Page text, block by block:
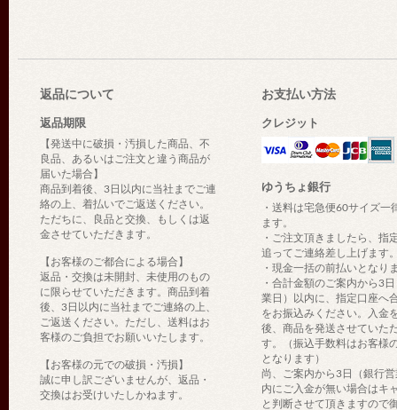
返品について
返品期限
【発送中に破損・汚損した商品、不
良品、あるいはご注文と違う商品が
届いた場合】
商品到着後、3日以内に当社までご連
絡の上、着払いでご返送ください。
ただちに、良品と交換、もしくは返
金させていただきます。
【お客様のご都合による場合】
返品・交換は未開封、未使用のもの
に限らせていただきます。商品到着
後、3日以内に当社までご連絡の上、
ご返送ください。ただし、送料はお
客様のご負担でお願いいたします。
【お客様の元での破損・汚損】
誠に申し訳ございませんが、返品・
交換はお受けいたしかねます。
お支払い方法
クレジット
ゆうちょ銀行
・送料は宅急便60サイズ一
ます。
・ご注文頂きましたら、指
追ってご連絡差し上げます
・現金一括の前払いとなり
・合計金額のご案内から3
業日）以内に、指定口座へ
をお振込みください。入金
後、商品を発送させていた
す。（振込手数料はお客様
となります）
尚、ご案内から3日（銀行
内にご入金が無い場合はキ
と判断させて頂きますので